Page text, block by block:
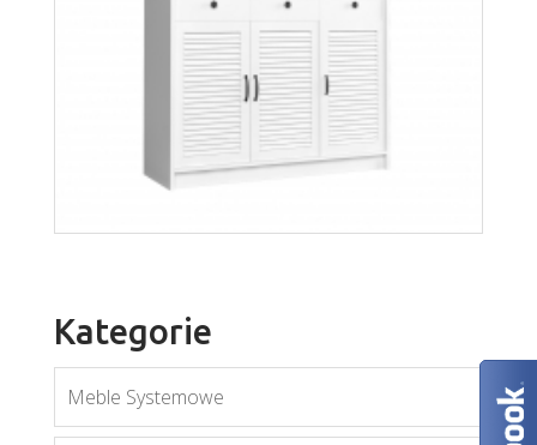
Orient W2DS
Więcej
Kategorie
Meble Systemowe